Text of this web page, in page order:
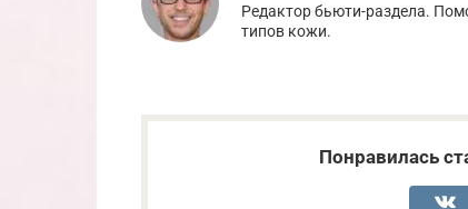
Редактор бьюти-раздела.
типов кожи.
Понравилась